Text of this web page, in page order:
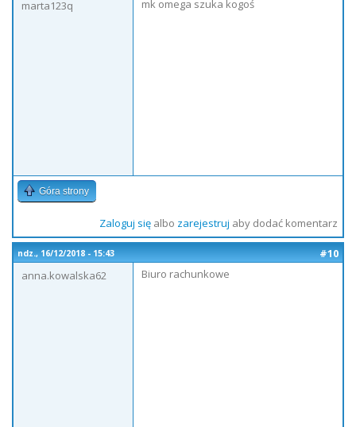
marta123q mk omega szuka kogoś
Góra strony
Zaloguj sięalbo zarejestruj aby dodać komentarz
ndz., 16/12/2018 - 15:43
#10
anna.kowalska62
Biuro rachunkowe